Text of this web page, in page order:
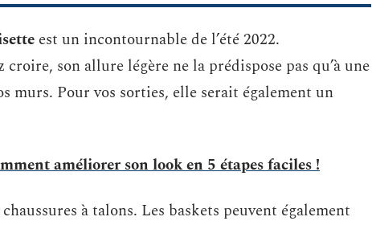
est un incontournable de l’été 2022.
son allure légère ne la prédispose pas qu’à une
murs. Pour vos sorties, elle serait également un
améliorer son look en 5 étapes faciles !
à talons. Les baskets peuvent également